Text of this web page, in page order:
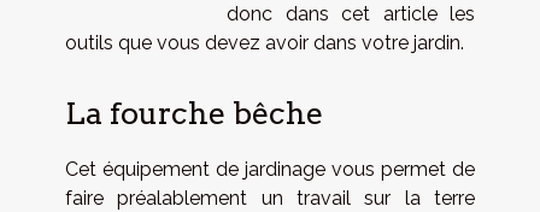
donc dans cet article les
outils que vous devez avoir dans votre jardin.
La fourche bêche
Cet équipement de jardinage vous permet de
faire préalablement un travail sur la terre